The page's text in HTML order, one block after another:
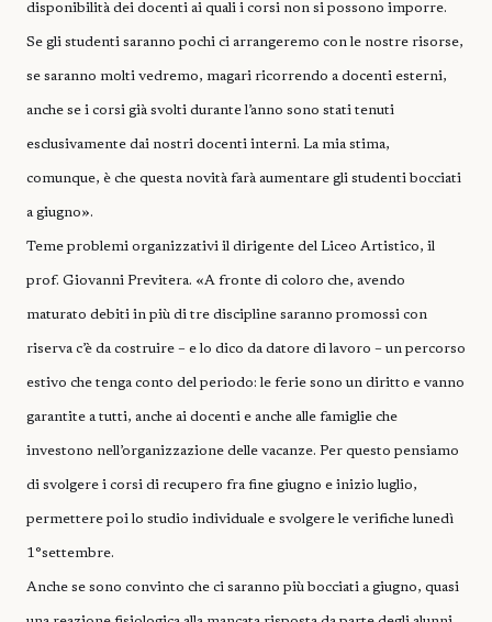
disponibilità dei docenti ai quali i corsi non si possono imporre.
Se gli studenti saranno pochi ci arrangeremo con le nostre risorse,
se saranno molti vedremo, magari ricorrendo a docenti esterni,
anche se i corsi già svolti durante l’anno sono stati tenuti
esclusivamente dai nostri docenti interni. La mia stima,
comunque, è che questa novità farà aumentare gli studenti bocciati
a giugno».
Teme problemi organizzativi il dirigente del Liceo Artistico, il
prof. Giovanni Previtera. «A fronte di coloro che, avendo
maturato debiti in più di tre discipline saranno promossi con
riserva c’è da costruire – e lo dico da datore di lavoro – un percorso
estivo che tenga conto del periodo: le ferie sono un diritto e vanno
garantite a tutti, anche ai docenti e anche alle famiglie che
investono nell’organizzazione delle vacanze. Per questo pensiamo
di svolgere i corsi di recupero fra fine giugno e inizio luglio,
permettere poi lo studio individuale e svolgere le verifiche lunedì
1°settembre.
Anche se sono convinto che ci saranno più bocciati a giugno, quasi